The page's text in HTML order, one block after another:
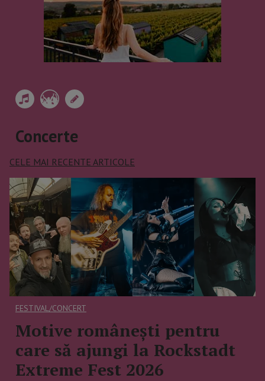
Concerte
CELE MAI RECENTE ARTICOLE
FESTIVAL/CONCERT
Motive românești pentru
care să ajungi la Rockstadt
Extreme Fest 2026